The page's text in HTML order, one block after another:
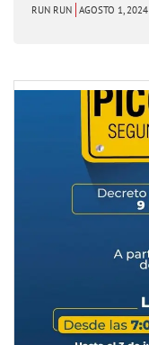
RUN RUN AGOSTO 1, 2024